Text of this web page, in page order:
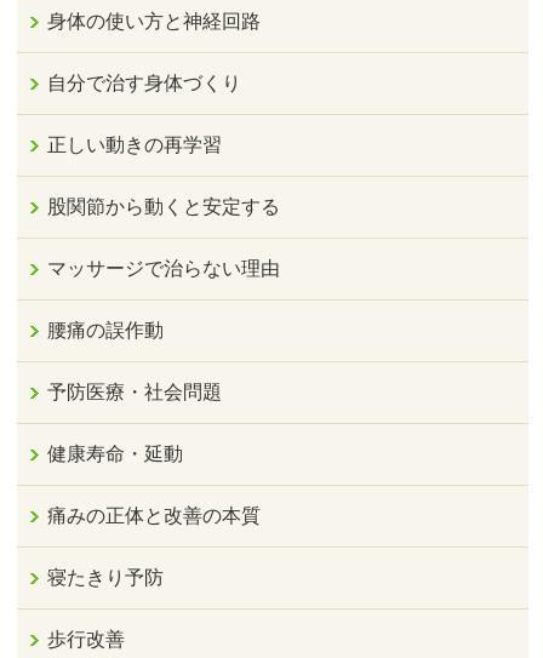
身体の使い方と神経回路
自分で治す身体づくり
正しい動きの再学習
股関節から動くと安定する
マッサージで治らない理由
腰痛の誤作動
予防医療・社会問題
健康寿命・延動
痛みの正体と改善の本質
寝たきり予防
歩行改善